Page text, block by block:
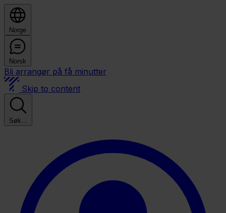
Norge
Norsk
Bli arrangør på få minutter
Skip to content
Søk...